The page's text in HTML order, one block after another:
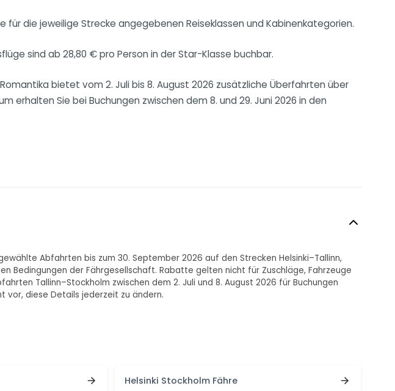
für die jeweilige Strecke angegebenen Reiseklassen und Kabinenkategorien.
sind ab 28,80 € pro Person in der Star-Klasse buchbar.
Romantika bietet vom 2. Juli bis 8. August 2026 zusätzliche Überfahrten über
erhalten Sie bei Buchungen zwischen dem 8. und 29. Juni 2026 in den
Abfahrten bis zum 30. September 2026 auf den Strecken Helsinki–Tallinn,
Bedingungen der Fährgesellschaft. Rabatte gelten nicht für Zuschläge, Fahrzeuge
Tallinn–Stockholm zwischen dem 2. Juli und 8. August 2026 für Buchungen
vor, diese Details jederzeit zu ändern.
Helsinki Stockholm Fähre